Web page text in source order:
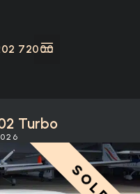
72000
Turbo